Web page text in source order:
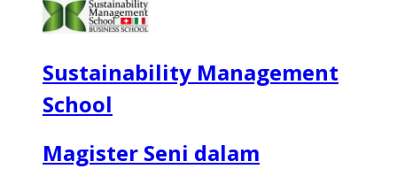
Sustainability Management
School
Magister Seni dalam